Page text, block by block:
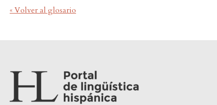
« Volver al glosario